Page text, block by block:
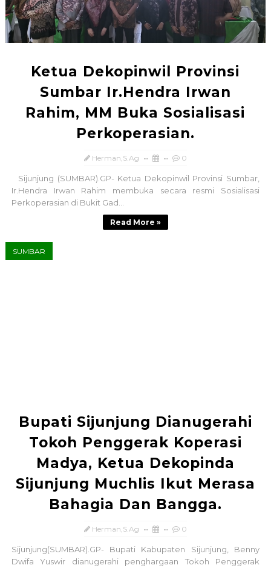
Ketua Dekopinwil Provinsi
Sumbar Ir.Hendra Irwan
Rahim, MM Buka Sosialisasi
Perkoperasian.
Herman,S.Ag 0
Sijunjung (SUMBAR).GP- Ketua Dekopinwil Provinsi Sumbar,
Ir.Hendra Irwan Rahim membuka secara resmi Sosialisasi
Perkoperasian di Bukit Gad...
Read More »
SUMBAR
Bupati Sijunjung Dianugerahi
Tokoh Penggerak Koperasi
Madya, Ketua Dekopinda
Sijunjung Muchlis Ikut Merasa
Bahagia Dan Bangga.
Herman,S.Ag 0
Sijunjung(SUMBAR).GP- Bupati Kabupaten Sijunjung, Benny
Dwifa Yuswir dianugerahi penghargaan Tokoh Penggerak